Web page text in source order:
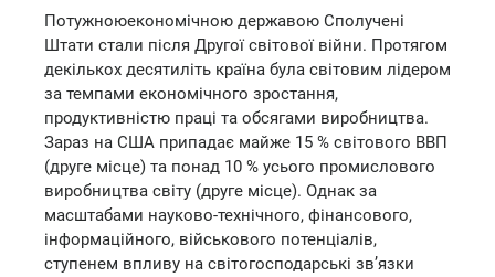
Потужноюекономічною державою Сполучені
Штати стали після Другої світової війни. Протягом
декількох десятиліть країна була світовим лідером
за темпами економічного зростання,
продуктивністю праці та обсягами виробництва.
Зараз на США припадає майже 15 % світового ВВП
(друге місце) та понад 10 % усього промислового
виробництва світу (друге місце). Однак за
масштабами науково-технічного, фінансового,
інформаційного, військового потенціалів,
ступенем впливу на світогосподарські зв’язки